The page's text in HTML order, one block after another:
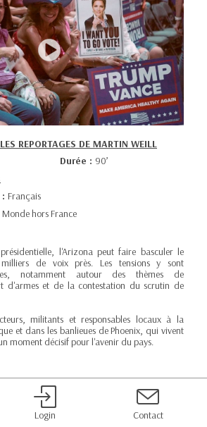
LES REPORTAGES DE MARTIN WEILL
Durée : 90’
Français
hors France
l'Arizona peut faire basculer le
de voix près. Les tensions y sont
notamment autour des thèmes de
d'armes et de la contestation du scrutin de
militants et responsables locaux à la
et dans les banlieues de Phoenix, qui vivent
moment décisif pour l'avenir du pays.
Login Contact